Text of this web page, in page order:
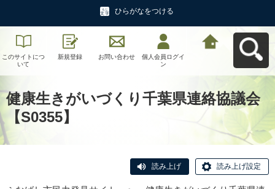
ひらがなをつける
このサイトにつ
いて
新規登録 お問い合わせ
個人会員ログイ
ン
健康生きがいづくり千葉県連絡協議会
【S0355】
読み上げ 読み上げ設定